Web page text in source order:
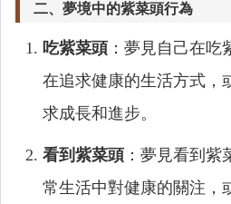
二、夢境中的紫菜頭行為
吃紫菜頭 ：夢見自己在
在追求健康的生活方式，
求成長和進步。
看到紫菜頭 ：夢見看到紫
常生活中對健康的關注，